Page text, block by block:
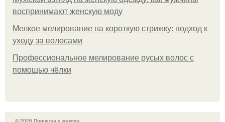
воспринимают женскую моду
Мелкое мелирование на короткую стрижку: подход к
уходу за волосами
Профессиональное мелирование русых волос с
помощью чёлки
© 2026 Прическа и макияж